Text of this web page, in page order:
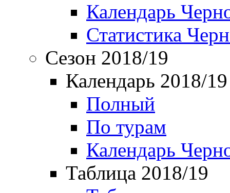
Календарь
Статистика
Сезон 2018/19
Календарь 2018/19
Полный
По турам
Календарь
Таблица 2018/19